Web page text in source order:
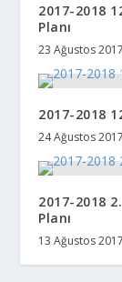
2017-2018
Planı
23 Ağustos 2017
2017-2018
24 Ağustos 2017
2017-2018
Planı
13 Ağustos 2017